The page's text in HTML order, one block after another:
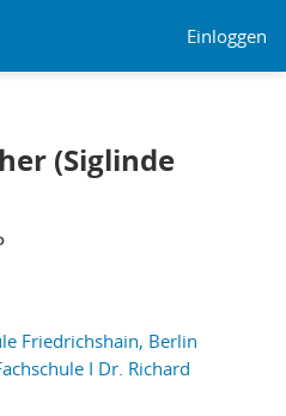
Einloggen
(Siglinde
Friedrichshain, Berlin
I Dr. Richard